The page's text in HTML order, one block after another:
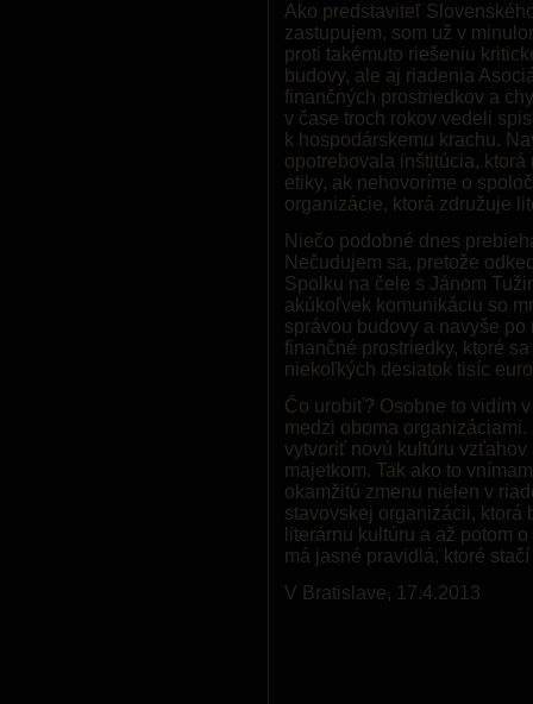
Ako predstaviteľ
zastupujem, som už v
proti takémuto riešeniu
budovy, ale aj riadenia
finančných prostriedkov a
v čase troch rokov vedeli
k hospodárskemu krachu.
opotrebovala inštitúcia,
etiky, ak nehovoríme o
organizácie, ktorá združuje
Niečo podobné dnes
Nečudujem sa, pretože
Spolku na čele s Jánom
akúkoľvek komunikáciu so
správou budovy a navyše
finančné prostriedky, ktoré
niekoľkých desiatok tisíc
Čo urobiť? Osobne to vidím
medzi oboma
vytvoriť novú kultúru
majetkom. Tak ako to
okamžitú zmenu nielen v
stavovskej organizácii, ktorá
literárnu kultúru a až potom
má jasné pravidlá, ktoré
V Bratislave, 17.4.2013